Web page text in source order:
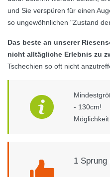
und Sie verspüren für einen
so ungewöhnlichen "Zustand
Das beste an unserer
nicht alltägliche Erlebnis zu
Tschechien so oft nicht
- 130cm!
1 Sprung